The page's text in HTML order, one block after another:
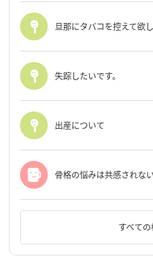
旦那にタバコを控えて欲
失踪したいです。
出産について
骨格の悩みは共感されない
すべて